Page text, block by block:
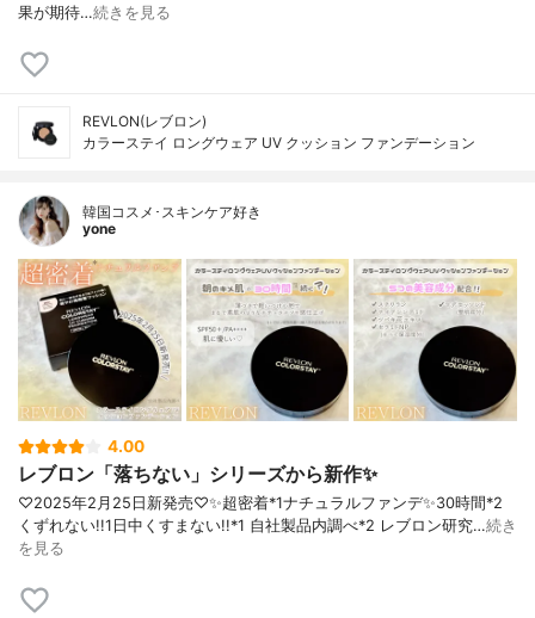
果が期待…続きを見る
REVLON(レブロン)
カラーステイ ロングウェア UV クッション ファンデーション
韓国コスメ･スキンケア好き
yone
4.00
レブロン「落ちない」シリーズから新作✨️
♡2025年2月25日新発売♡⁡⁡✨️超密着*1ナチュラルファンデ✨️⁡30時間*2
くずれない!!1日中くすまない!!⁡⁡*1 自社製品内調べ*2 レブロン研究…続き
を見る